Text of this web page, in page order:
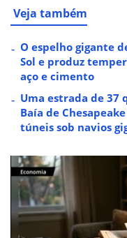
Veja também
O espelho gigante
Sol e produz
aço e cimento
Uma estrada de 37
Baía de
túneis sob navios